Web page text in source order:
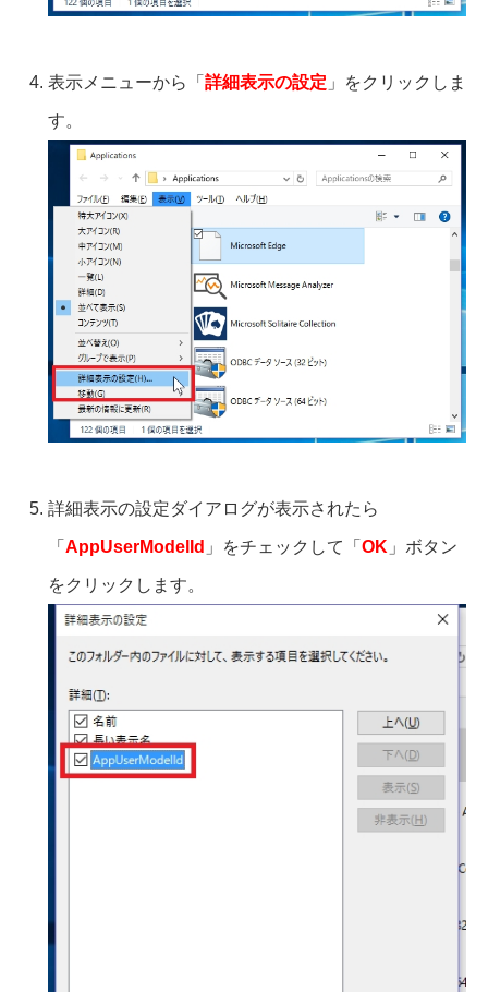
表示メニューから「 詳細表示の設定 」をクリックしま
す。
詳細表示の設定ダイアログが表示されたら
「 AppUserModelId 」をチェックして「 OK 」ボタン
をクリックします。